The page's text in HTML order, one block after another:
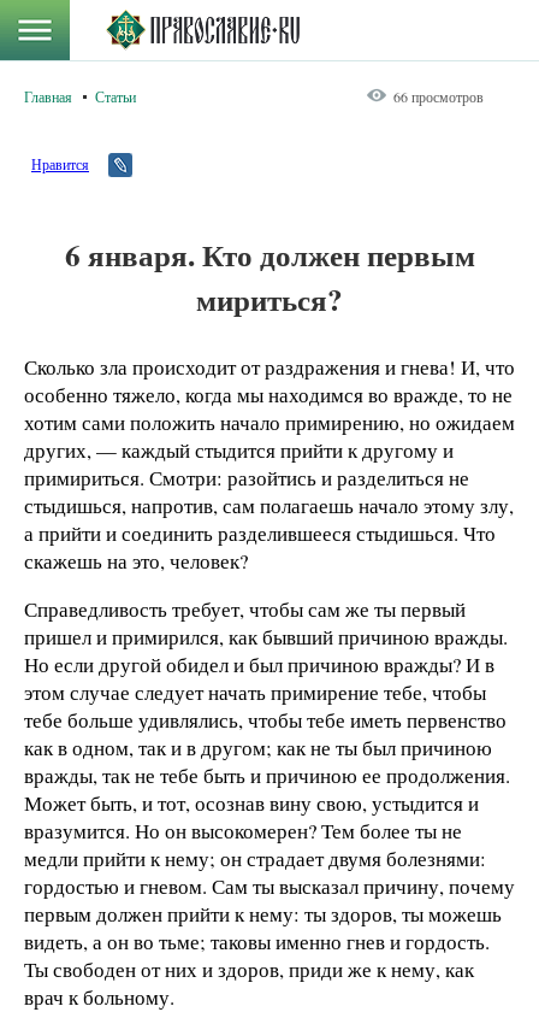
Главная Статьи 66 просмотров
Нравится
6 января. Кто должен первым
мириться?
Сколько зла происходит от раздражения и гнева! И, что
особенно тяжело, когда мы находимся во вражде, то не
хотим сами положить начало примирению, но ожидаем
других, — каждый стыдится прийти к другому и
примириться. Смотри: разойтись и разделиться не
стыдишься, напротив, сам полагаешь начало этому злу,
а прийти и соединить разделившееся стыдишься. Что
скажешь на это, человек?
Справедливость требует, чтобы сам же ты первый
пришел и примирился, как бывший причиною вражды.
Но если другой обидел и был причиною вражды? И в
этом случае следует начать примирение тебе, чтобы
тебе больше удивлялись, чтобы тебе иметь первенство
как в одном, так и в другом; как не ты был причиною
вражды, так не тебе быть и причиною ее продолжения.
Может быть, и тот, осознав вину свою, устыдится и
вразумится. Но он высокомерен? Тем более ты не
медли прийти к нему; он страдает двумя болезнями:
гордостью и гневом. Сам ты высказал причину, почему
первым должен прийти к нему: ты здоров, ты можешь
видеть, а он во тьме; таковы именно гнев и гордость.
Ты свободен от них и здоров, приди же к нему, как
врач к больному.